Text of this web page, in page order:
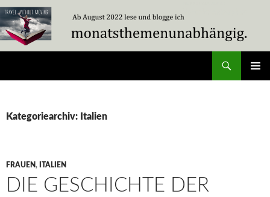
Zum
Inhalt
springen
Kategoriearchiv: Italien
FRAUEN, ITALIEN
DIE GESCHICHTE DER